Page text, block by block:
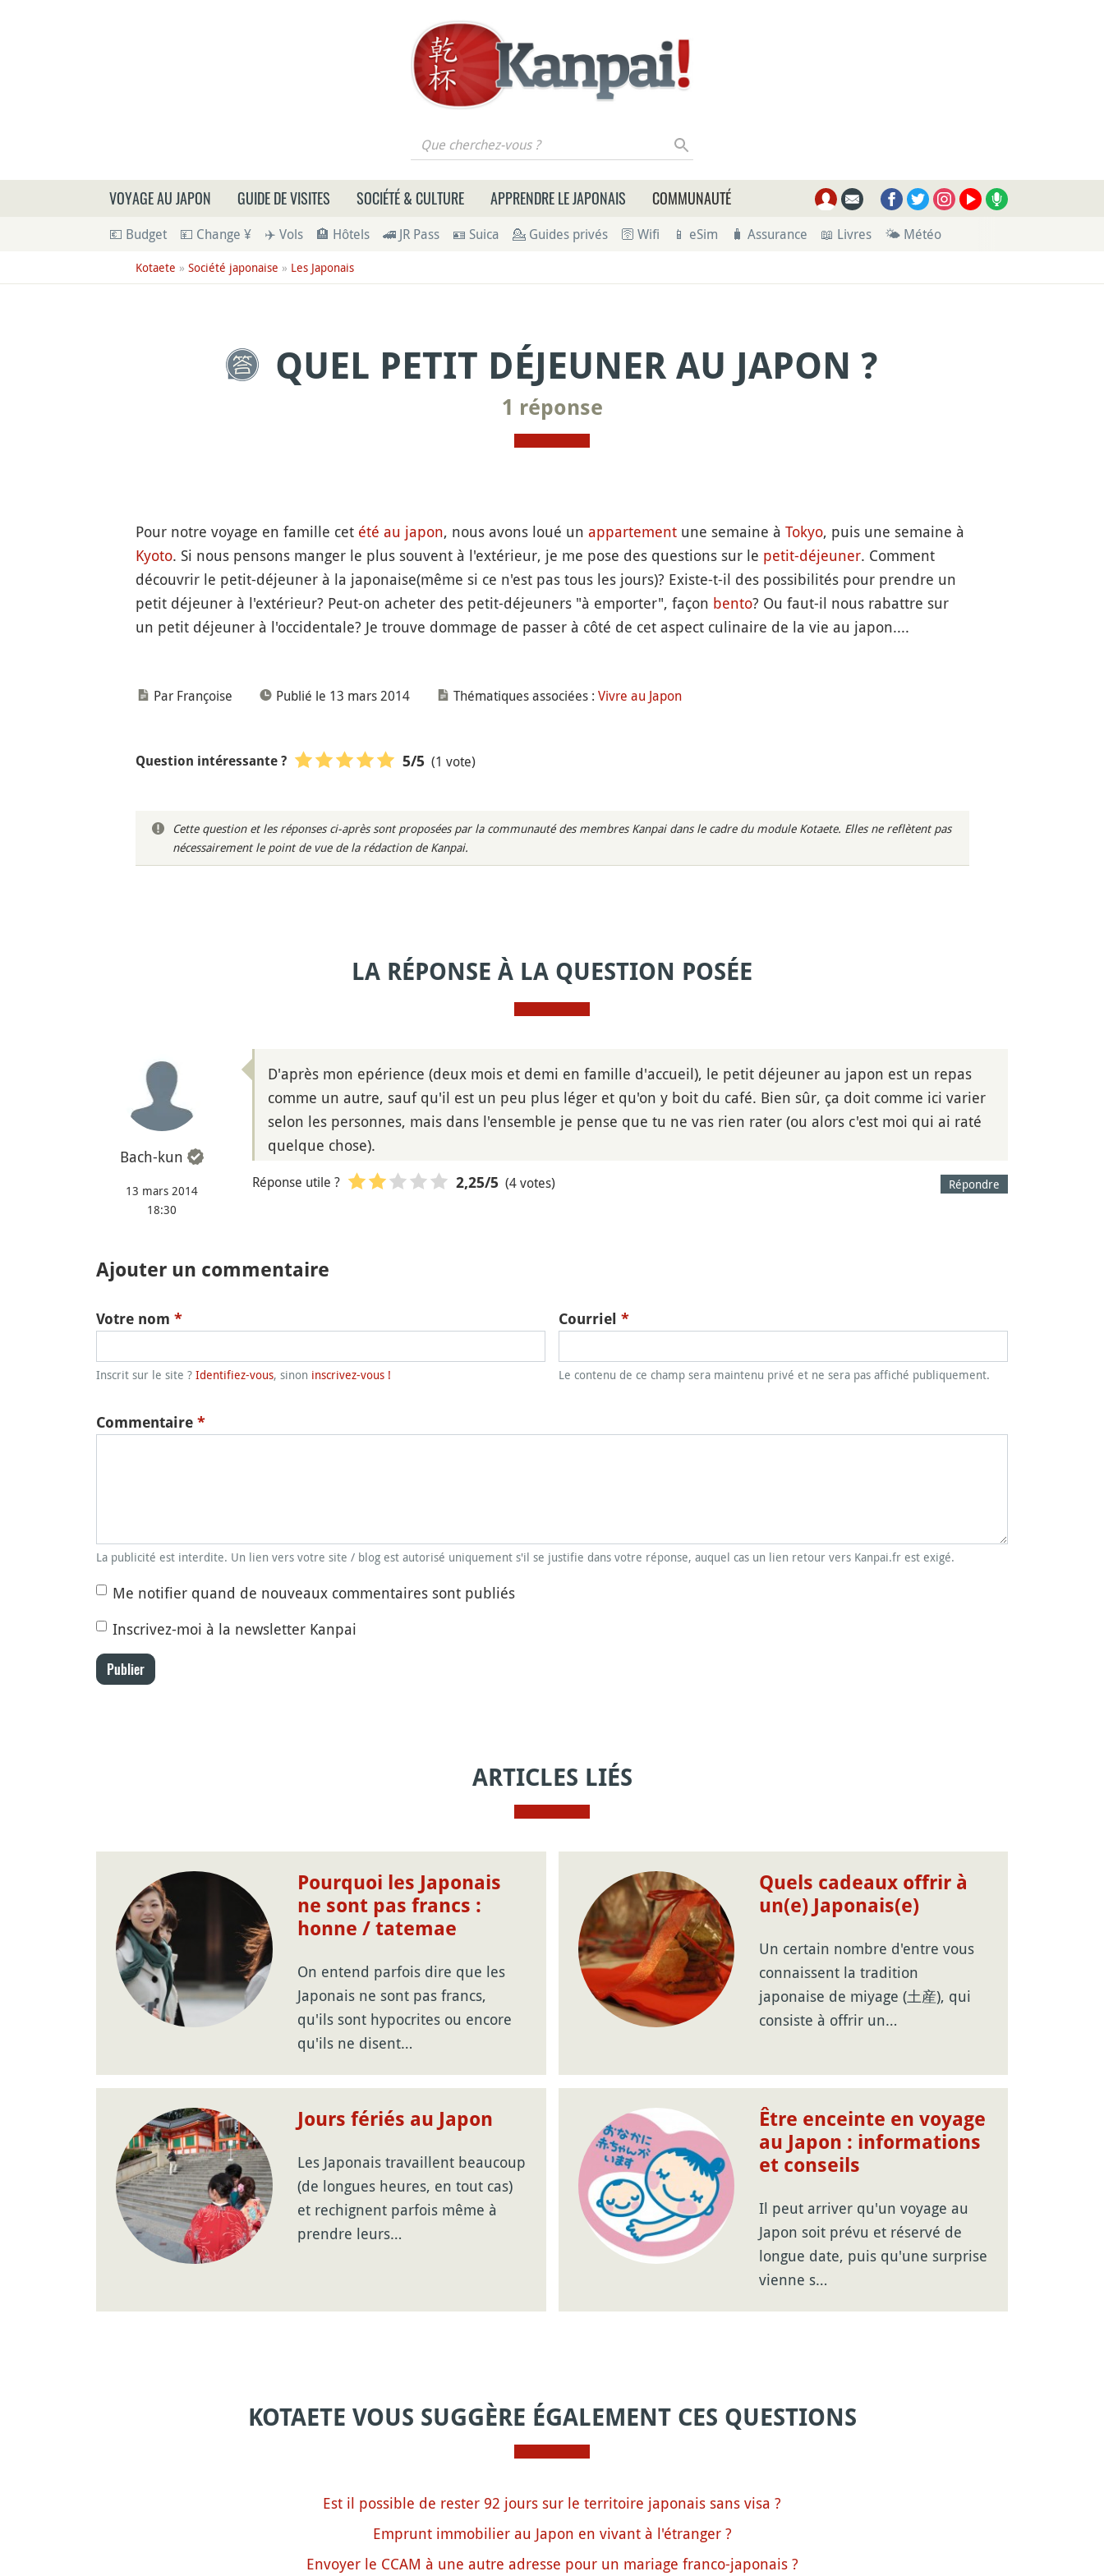
Que cherchez-vous ?
VOYAGE AU JAPON GUIDE DE VISITES SOCIÉTÉ & CULTURE APPRENDRE LE JAPONAIS COMMUNAUTÉ
💶 Budget 💴 Change ¥ ✈️ Vols 🏨 Hôtels 🚄 JR Pass 🪪 Suica 💁 Guides privés 🛜 Wifi 📱 eSim 🧳 Assurance 📖 Livres 🌤 Météo
Kotaete » Société japonaise » Les Japonais
QUEL PETIT DÉJEUNER AU JAPON ?
1 réponse
Pour notre voyage en famille cet été au japon, nous avons loué un appartementune semaine à Tokyo, puis une semaine à
Kyoto. Si nous pensons manger le plus souvent à l'extérieur, je me pose des questions sur le petit-déjeuner. Comment
découvrir le petit-déjeuner à la japonaise(même si ce n'est pas tous les jours)? Existe-t-il des possibilités pour prendre un
petit déjeuner à l'extérieur? Peut-on acheter des petit-déjeuners "à emporter", façon bento? Ou faut-il nous rabattre sur
un petit déjeuner à l'occidentale? Je trouve dommage de passer à côté de cet aspect culinaire de la vie au japon....
Par Françoise Publié le 13 mars 2014 Thématiques associées : Vivre au Japon
Question intéressante ? 5/5 (1 vote)
Cette question et les réponses ci-après sont proposées par la communauté des membres Kanpai dans le cadre du module Kotaete. Elles ne reflètent pas
nécessairement le point de vue de la rédaction de Kanpai.
LA RÉPONSE À LA QUESTION POSÉE
Bach-kun
13 mars 2014
18:30
D'après mon epérience (deux mois et demi en famille d'accueil), le petit déjeuner au japon est un repas
comme un autre, sauf qu'il est un peu plus léger et qu'on y boit du café. Bien sûr, ça doit comme ici varier
selon les personnes, mais dans l'ensemble je pense que tu ne vas rien rater (ou alors c'est moi qui ai raté
quelque chose).
Répondre
Réponse utile ? 2,25/5 (4 votes)
Ajouter un commentaire
Votre nom *
Inscrit sur le site ? Identifiez-vous, sinon inscrivez-vous !
Courriel *
Le contenu de ce champ sera maintenu privé et ne sera pas affiché publiquement.
Commentaire *
La publicité est interdite. Un lien vers votre site / blog est autorisé uniquement s'il se justifie dans votre réponse, auquel cas un lien retour vers Kanpai.fr est exigé.
Me notifier quand de nouveaux commentaires sont publiés
Inscrivez-moi à la newsletter Kanpai
Publier
ARTICLES LIÉS
Pourquoi les Japonais
ne sont pas francs :
honne / tatemae
On entend parfois dire que les
Japonais ne sont pas francs,
qu'ils sont hypocrites ou encore
qu'ils ne disent…
Quels cadeaux offrir à
un(e) Japonais(e)
Un certain nombre d'entre vous
connaissent la tradition
japonaise de miyage (土産), qui
consiste à offrir un…
Jours fériés au Japon
Les Japonais travaillent beaucoup
(de longues heures, en tout cas)
et rechignent parfois même à
prendre leurs…
Être enceinte en voyage
au Japon : informations
et conseils
Il peut arriver qu'un voyage au
Japon soit prévu et réservé de
longue date, puis qu'une surprise
vienne s…
KOTAETE VOUS SUGGÈRE ÉGALEMENT CES QUESTIONS
Est il possible de rester 92 jours sur le territoire japonais sans visa ?
Emprunt immobilier au Japon en vivant à l'étranger ?
Envoyer le CCAM à une autre adresse pour un mariage franco-japonais ?